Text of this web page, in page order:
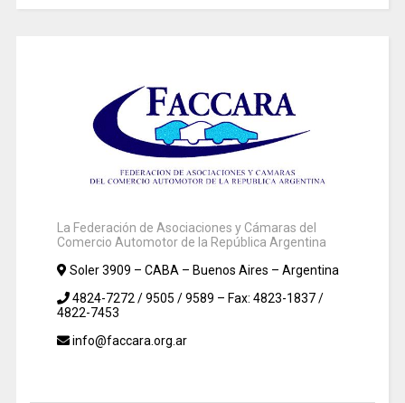
La Federación de Asociaciones y Cámaras del
Comercio Automotor de la República Argentina
Soler 3909 – CABA – Buenos Aires – Argentina
4824-7272 / 9505 / 9589 – Fax: 4823-1837 /
4822-7453
info@faccara.org.ar